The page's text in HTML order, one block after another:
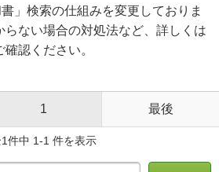
」検索の仕組みを変更しておりま
らない場合の対処法など、詳しくは
確認ください。
1 最後
件中 1-1 件を表示